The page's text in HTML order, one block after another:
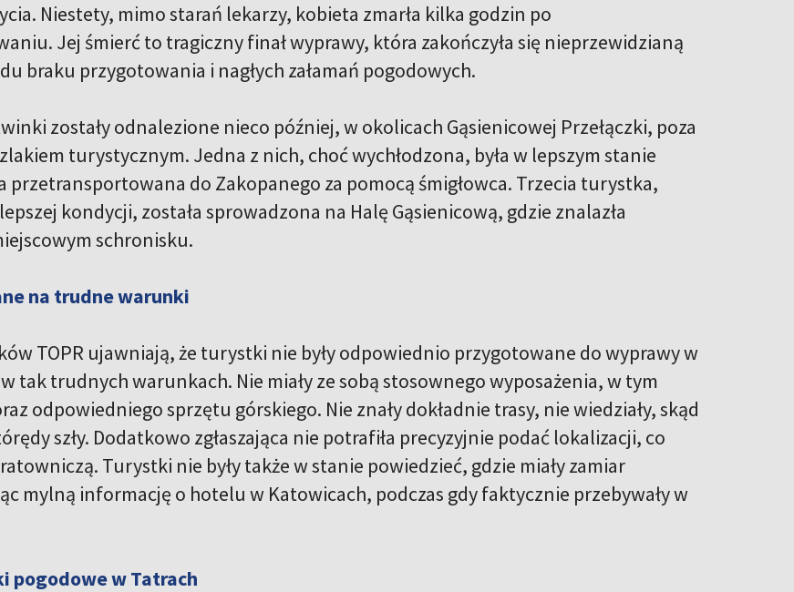
Niestety, mimo starań lekarzy, kobieta zmarła kilka godzin po
Jej śmierć to tragiczny finał wyprawy, która zakończyła się nieprzewidzianą
braku przygotowania i nagłych załamań pogodowych.
zostały odnalezione nieco później, w okolicach Gąsienicowej Przełączki, poza
turystycznym. Jedna z nich, choć wychłodzona, była w lepszym stanie
przetransportowana do Zakopanego za pomocą śmigłowca. Trzecia turystka,
kondycji, została sprowadzona na Halę Gąsienicową, gdzie znalazła
schronisku.
na trudne warunki
TOPR ujawniają, że turystki nie były odpowiednio przygotowane do wyprawy w
w tak trudnych warunkach. Nie miały ze sobą stosownego wyposażenia, w tym
odpowiedniego sprzętu górskiego. Nie znały dokładnie trasy, nie wiedziały, skąd
szły. Dodatkowo zgłaszająca nie potrafiła precyzyjnie podać lokalizacji, co
Turystki nie były także w stanie powiedzieć, gdzie miały zamiar
mylną informację o hotelu w Katowicach, podczas gdy faktycznie przebywały w
pogodowe w Tatrach